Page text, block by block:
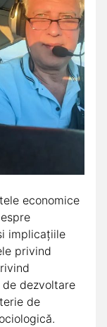
economice
implicațiile
privind
dezvoltare
de